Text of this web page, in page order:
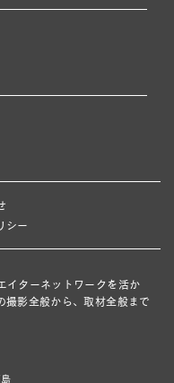
シー
イターネットワークを活か
撮影全般から、取材全般まで